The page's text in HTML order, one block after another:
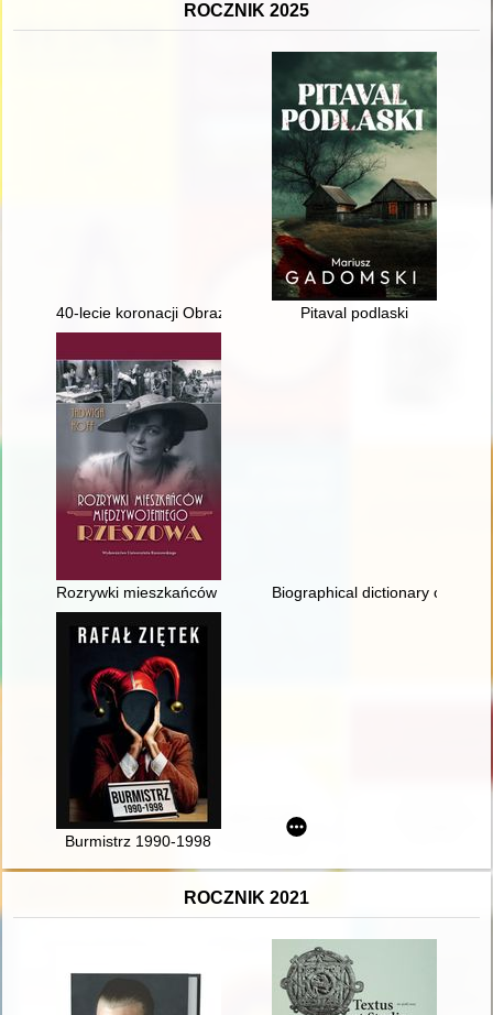
ROCZNIK 2025
40-lecie koronacji Obrazu Matki Bożej Płonkowskiej w Płonce
Pitaval podlaski
Rozrywki mieszkańców międzywojennego Rzeszowa
Biographical dictionary of
Burmistrz 1990-1998
ROCZNIK 2021